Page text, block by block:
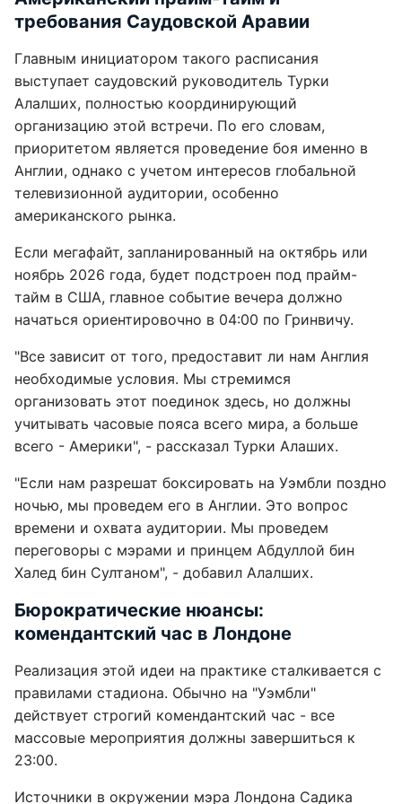
требования Саудовской Аравии
Главным инициатором такого расписания
выступает саудовский руководитель Турки
Алалших, полностью координирующий
организацию этой встречи. По его словам,
приоритетом является проведение боя именно в
Англии, однако с учетом интересов глобальной
телевизионной аудитории, особенно
американского рынка.
Если мегафайт, запланированный на октябрь или
ноябрь 2026 года, будет подстроен под прайм-
тайм в США, главное событие вечера должно
начаться ориентировочно в 04:00 по Гринвичу.
"Все зависит от того, предоставит ли нам Англия
необходимые условия. Мы стремимся
организовать этот поединок здесь, но должны
учитывать часовые пояса всего мира, а больше
всего - Америки", - рассказал Турки Алаших.
"Если нам разрешат боксировать на Уэмбли поздно
ночью, мы проведем его в Англии. Это вопрос
времени и охвата аудитории. Мы проведем
переговоры с мэрами и принцем Абдуллой бин
Халед бин Султаном", - добавил Алалших.
Бюрократические нюансы:
комендантский час в Лондоне
Реализация этой идеи на практике сталкивается с
правилами стадиона. Обычно на "Уэмбли"
действует строгий комендантский час - все
массовые мероприятия должны завершиться к
23:00.
Источники в окружении мэра Лондона Садика